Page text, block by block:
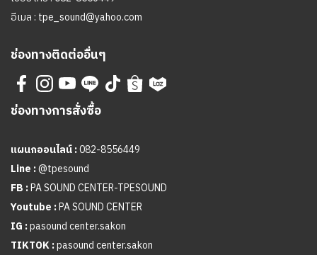
อีเมล : tpe_sound@yahoo.com
ช่องทางติดต่ออื่นๆ
ช่องทางการสั่งซื้อ
แผนกออนไลน์ :082-8556449
Line :@tpesound
FB :PA SOUND CENTER-TPESOUND
Youtube :PA SOUND CENTER
IG :pasound center.sakon
TIKTOK :pasound center.sakon